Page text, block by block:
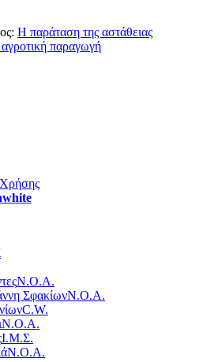
Η παράταση της αστάθειας
αγροτική παραγωγή
Ν.Ο.Α.
ΣφακίωνΝ.Ο.Α.
C.W.
Ν.Ο.Α.
Ι.Μ.Σ.
Ν.Ο.Α.